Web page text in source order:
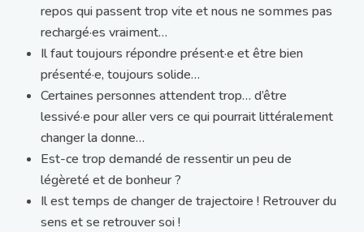
repos qui passent trop vite et nous ne sommes pas
rechargé·es vraiment…
Il faut toujours répondre présent·e et être bien
présenté·e, toujours solide…
Certaines personnes attendent trop… d’être
lessivé·e pour aller vers ce qui pourrait littéralement
changer la donne…
Est-ce trop demandé de ressentir un peu de
légèreté et de bonheur ?
Il est temps de changer de trajectoire ! Retrouver du
sens et se retrouver soi !